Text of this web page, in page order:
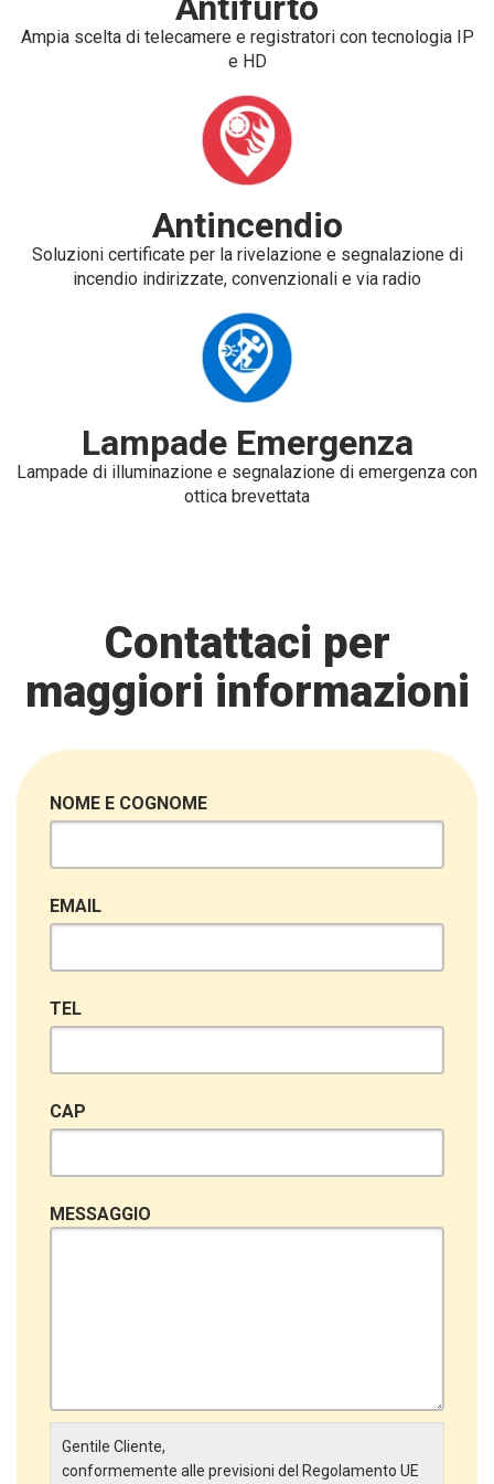
Ampia scelta di telecamere e registratori con tecnologia IP
e HD
Antincendio
Soluzioni certificate per la rivelazione e segnalazione di
incendio indirizzate, convenzionali e via radio
Lampade Emergenza
Lampade di illuminazione e segnalazione di emergenza con
ottica brevettata
Contattaci per
maggiori informazioni
NOME E COGNOME
EMAIL
TEL
CAP
MESSAGGIO
Gentile Cliente,
conformemente alle previsioni del Regolamento UE